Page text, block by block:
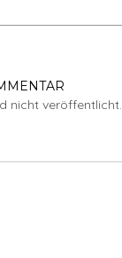
nicht veröffentlicht.